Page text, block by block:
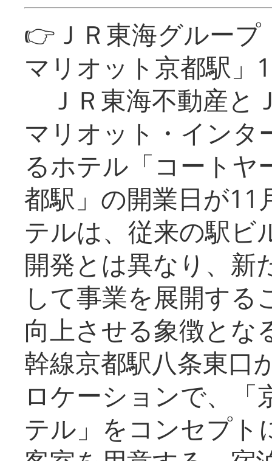
👉ＪＲ東海グルー
マリオット京都駅」
ＪＲ東海不動産と
マリオット・インタ
るホテル「コートヤ
都駅」の開業日が11
テルは、従来の駅ビ
開発とは異なり、新
して事業を展開する
向上させる象徴とな
幹線京都駅八条東口
ロケーションで、「
テル」をコンセプト